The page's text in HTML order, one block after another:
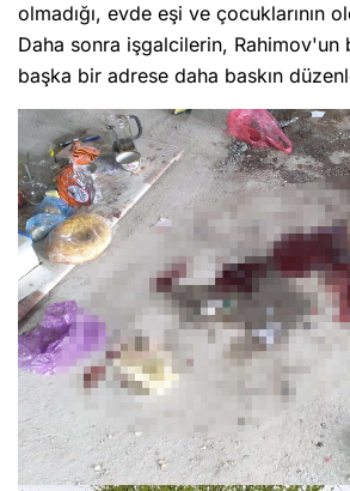
olmadığı, evde eşi ve çocuklarının
Daha sonra işgalcilerin, Rahimov'un
başka bir adrese daha baskın